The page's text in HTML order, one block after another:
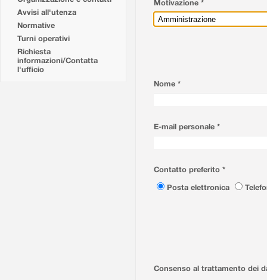
Avvisi all'utenza
Normative
Turni operativi
Richiesta
informazioni/Contatta
l'ufficio
Motivazione *
Nome *
E-mail personale *
Contatto preferito *
Posta elettronica
Consenso al trattamento dei